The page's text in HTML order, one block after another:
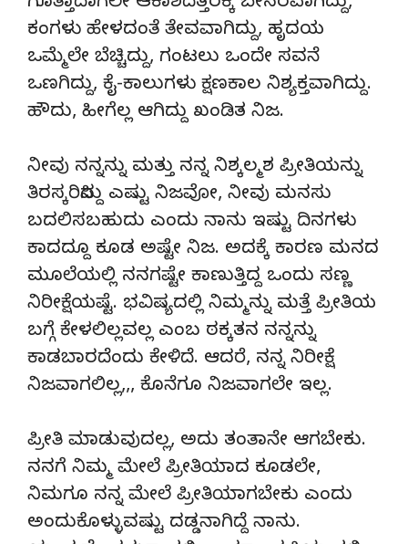
ಕಂಗಳು ಹೇಳದಂತೆ ತೇವವಾಗಿದ್ದು, ಹೃದಯ
ಒಮ್ಮೆಲೇ ಬೆಚ್ಚಿದ್ದು, ಗಂಟಲು ಒಂದೇ ಸವನೆ
ಒಣಗಿದ್ದು, ಕೈ-ಕಾಲುಗಳು ಕ್ಷಣಕಾಲ ನಿಶ್ಯಕ್ತವಾಗಿದ್ದು.
ಹೌದು, ಹೀಗೆಲ್ಲ ಆಗಿದ್ದು ಖಂಡಿತ ನಿಜ.
ನೀವು ನನ್ನನ್ನು ಮತ್ತು ನನ್ನ ನಿಶ್ಕಲ್ಮಶ ಪ್ರೀತಿಯನ್ನು
ತಿರಸ್ಕರಿಸಿದ್ದು ಎಷ್ಟು ನಿಜವೋ, ನೀವು ಮನಸು
ಬದಲಿಸಬಹುದು ಎಂದು ನಾನು ಇಷ್ಟು ದಿನಗಳು
ಕಾದದ್ದೂ ಕೂಡ ಅಷ್ಟೇ ನಿಜ. ಅದಕ್ಕೆ ಕಾರಣ ಮನದ
ಮೂಲೆಯಲ್ಲಿ ನನಗಷ್ಟೇ ಕಾಣುತ್ತಿದ್ದ ಒಂದು ಸಣ್ಣ
ನಿರೀಕ್ಷೆಯಷ್ಟೆ. ಭವಿಷ್ಯದಲ್ಲಿ ನಿಮ್ಮನ್ನು ಮತ್ತೆ ಪ್ರೀತಿಯ
ಬಗ್ಗೆ ಕೇಳಲಿಲ್ಲವಲ್ಲ ಎಂಬ ಠಕ್ಕತನ ನನ್ನನ್ನು
ಕಾಡಬಾರದೆಂದು ಕೇಳಿದೆ. ಆದರೆ, ನನ್ನ ನಿರೀಕ್ಷೆ
ನಿಜವಾಗಲಿಲ್ಲ,,, ಕೊನೆಗೂ ನಿಜವಾಗಲೇ ಇಲ್ಲ.
ಪ್ರೀತಿ ಮಾಡುವುದಲ್ಲ, ಅದು ತಂತಾನೇ ಆಗಬೇಕು.
ನನಗೆ ನಿಮ್ಮ ಮೇಲೆ ಪ್ರೀತಿಯಾದ ಕೂಡಲೇ,
ನಿಮಗೂ ನನ್ನ ಮೇಲೆ ಪ್ರೀತಿಯಾಗಬೇಕು ಎಂದು
ಅಂದುಕೊಳ್ಳುವಷ್ಟು ದಡ್ಡನಾಗಿದ್ದೆ ನಾನು.